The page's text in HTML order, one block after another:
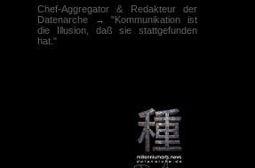
Chef-Aggregator & Redakteur der
Datenarche → "Kommunikation ist
die Illusion, daß sie stattgefunden
hat."